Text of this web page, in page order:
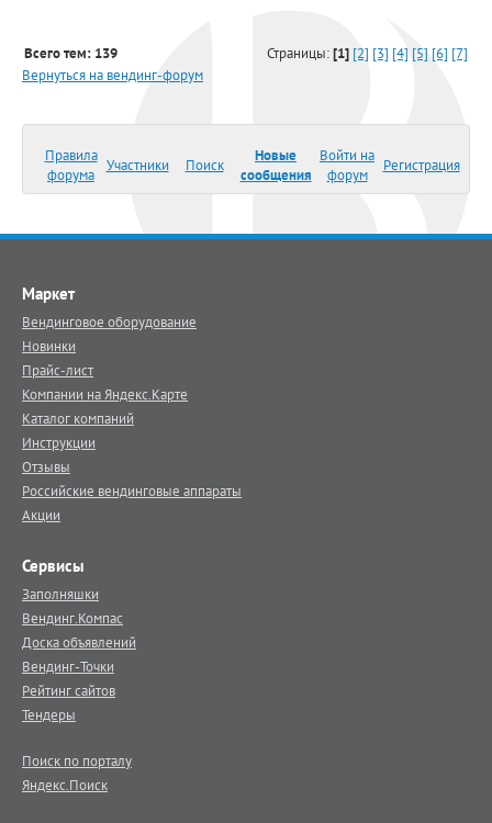
Всего тем: 139 Страницы:[1] [2] [3] [4] [5] [6] [7]
Вернуться на вендинг-форум
Правила
форума
Участники Поиск
Новые
сообщения
Войти на
форум
Регистрация
Маркет
Вендинговое оборудование
Новинки
Прайс-лист
Компании на Яндекс.Карте
Каталог компаний
Инструкции
Отзывы
Российские вендинговые аппараты
Акции
Сервисы
Заполняшки
Вендинг.Компас
Доска объявлений
Вендинг-Точки
Рейтинг сайтов
Тендеры
Поиск по порталу
Яндекс.Поиск